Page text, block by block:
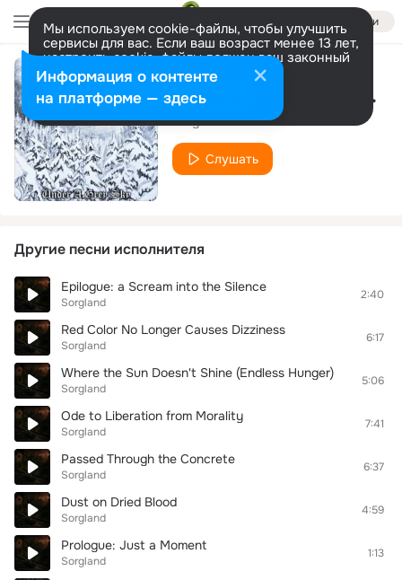
Войти
Мы используем cookie-файлы, чтобы улучшить
сервисы для вас. Если ваш возраст менее 13 лет,
настроить cookie-файлы должен ваш законный
представитель. Больше информации
Разрешить все Настроить Secrets of the Lake Shore
Sorgland
Слушать
Другие песни исполнителя
Epilogue: a Scream into the Silence
Sorgland
2:40
Red Color No Longer Causes Dizziness
Sorgland
6:17
Where the Sun Doesn't Shine (Endless Hunger)
Sorgland
5:06
Ode to Liberation from Morality
Sorgland
7:41
Passed Through the Concrete
Sorgland
6:37
Dust on Dried Blood
Sorgland
4:59
Prologue: Just a Moment
Sorgland
1:13
Информация о контенте
на платформе — здесь